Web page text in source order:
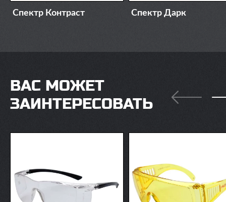
Спектр Контраст Спектр Дарк
ВАС МОЖЕТ
ЗАИНТЕРЕСОВАТЬ